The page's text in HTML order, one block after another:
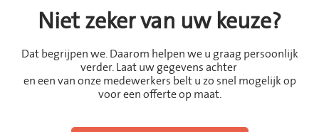
Niet zeker van uw keuze?
Dat begrijpen we. Daarom helpen we u graag persoonlijk
verder. Laat uw gegevens achter
en een van onze medewerkers belt u zo snel mogelijk op
voor een offerte op maat.